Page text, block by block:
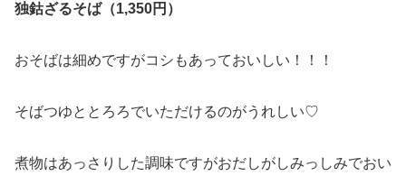
独鈷ざるそば（1,350円）
おそばは細めですがコシもあっておいしい！！！
そばつゆととろろでいただけるのがうれしい♡
煮物はあっさりした調味ですがおだしがしみっしみでおい